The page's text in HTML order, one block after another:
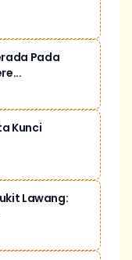
Pada
Kunci
Lawang: